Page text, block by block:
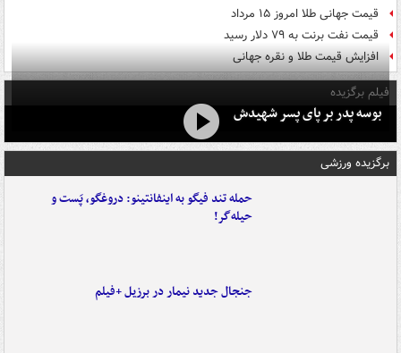
قیمت جهانی طلا امروز ۱۵ مرداد
قیمت نفت برنت به ۷۹ دلار رسید
افزایش قیمت طلا و نقره جهانی
فیلم برگزیده
بوسه‌ پدر بر پای پسر شهیدش
برگزیده ورزشی
حمله تند فیگو به اینفانتینو: دروغگو، پَست‌ و
حیله‌گر!
جنجال جدید نیمار در برزیل +فیلم